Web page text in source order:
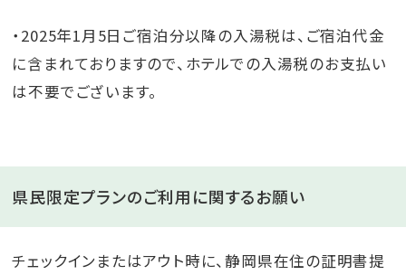
・2025年1月5日ご宿泊分以降の入湯税は、ご宿泊代金
に含まれておりますので、ホテルでの入湯税のお支払い
は不要でございます。​
県民限定プランのご利用に関するお願い
チェックインまたはアウト時に、静岡県在住の証明書提